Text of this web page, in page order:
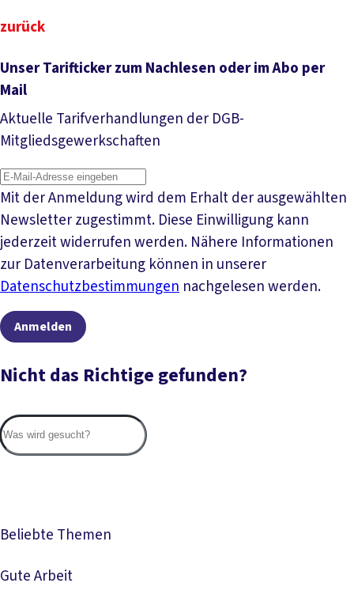
zurück
Unser Tarifticker zum Nachlesen oder im Abo per
Mail
Aktuelle Tarifverhandlungen der DGB-
Mitgliedsgewerkschaften
Mit der Anmeldung wird dem Erhalt der ausgewählten
Newsletter zugestimmt. Diese Einwilligung kann
jederzeit widerrufen werden. Nähere Informationen
zur Datenverarbeitung können in unserer
Datenschutzbestimmungen nachgelesen werden.
Anmelden
Nicht das Richtige gefunden?
Beliebte Themen
Gute Arbeit